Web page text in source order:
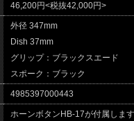
46,200円<税抜42,000円>
外径 347mm
Dish 37mm
グリップ：ブラックスエード
スポーク：ブラック
4985397000443
ホーンボタンHB-17が付属します